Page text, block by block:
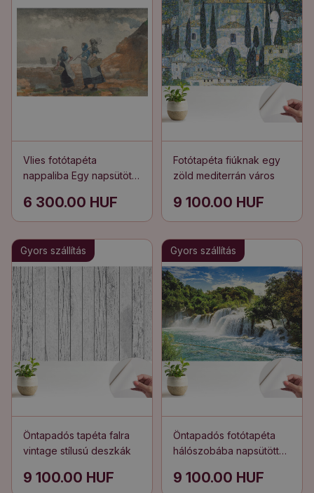
Vlies fotótapéta
nappaliba Egy napsütötte
hagyományokkal
6 300.00 HUF
Fotótapéta fiúknak egy
zöld mediterrán város
9 100.00 HUF
Gyors szállítás
Öntapadós tapéta falra
vintage stílusú deszkák
9 100.00 HUF
Gyors szállítás
Öntapadós fotótapéta
hálószobába napsütötte
9 100.00 HUF